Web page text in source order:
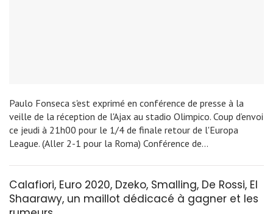
Paulo Fonseca s'est exprimé en conférence de presse à la
veille de la réception de l'Ajax au stadio Olimpico. Coup d’envoi
ce jeudi à 21h00 pour le 1/4 de finale retour de l'Europa
League. (Aller 2-1 pour la Roma) Conférence de…
Calafiori, Euro 2020, Dzeko, Smalling, De Rossi, El
Shaarawy, un maillot dédicacé à gagner et les